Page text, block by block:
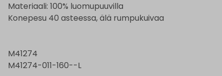
Materiaali: 100% luomupuuvilla
Konepesu 40 asteessa, älä rumpukuivaa
M41274
M41274-011-160--L